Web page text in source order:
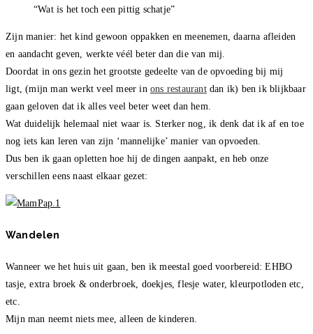
“Wat is het toch een pittig schatje”
Zijn manier: het kind gewoon oppakken en meenemen, daarna afleiden
en aandacht geven, werkte véél beter dan die van mij.
Doordat in ons gezin het grootste gedeelte van de opvoeding bij mij
ligt, (mijn man werkt veel meer in ons restaurantdan ik) ben ik blijkbaar
gaan geloven dat ik alles veel beter weet dan hem.
Wat duidelijk helemaal niet waar is. Sterker nog, ik denk dat ik af en toe
nog iets kan leren van zijn ‘mannelijke’ manier van opvoeden.
Dus ben ik gaan opletten hoe hij de dingen aanpakt, en heb onze
verschillen eens naast elkaar gezet:
Wandelen
Wanneer we het huis uit gaan, ben ik meestal goed voorbereid: EHBO
tasje, extra broek & onderbroek, doekjes, flesje water, kleurpotloden etc,
etc.
Mijn man neemt niets mee, alleen de kinderen.